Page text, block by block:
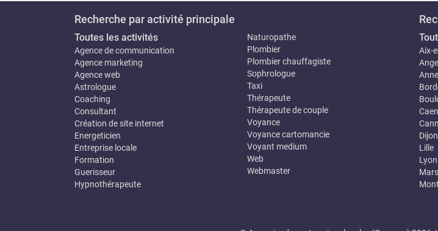
Recherche par activité principale
Toutes les activités
Agence de communication
Agence marketing
Agence web
Astrologue
Coaching
Consultant
Création de site internet
Energeticien
Entreprise locale
Formation
Guerisseur
Hypnothérapeute
Naturopathe
Plombier
Plombier chauffagiste
Sophrologue
Taxi
Thérapeute
Thérapeute de couple
Voyance
Voyance cartomancie
Voyant medium
Web
Webmaster
Aix-
Caen
Dijon
Lille
Lyon